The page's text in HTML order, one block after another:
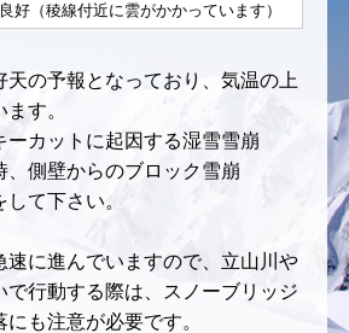
良好（稜線付近に雲がかかっています）
天の予報となっており、気温の上
す。
ーカットに起因する湿雪雪崩
、側壁からのブロック雪崩
て下さい。
速に進んでいますので、立山川や
で行動する際は、スノーブリッジ
も注意が必要です。